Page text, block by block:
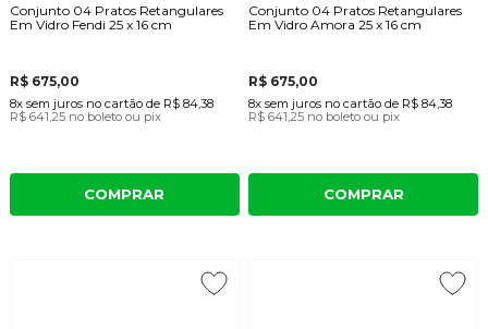
Conjunto 04 Pratos Retangulares
Em Vidro Fendi 25 x 16 cm
R$ 675,00
8x sem juros no cartãode R$ 84,38
R$ 641,25 no boleto ou pix
COMPRAR
Conjunto 04 Pratos Retangulares
Em Vidro Amora 25 x 16 cm
R$ 675,00
8x sem juros no cartão de R$ 84,38
R$ 641,25 no boleto ou pix
COMPRAR